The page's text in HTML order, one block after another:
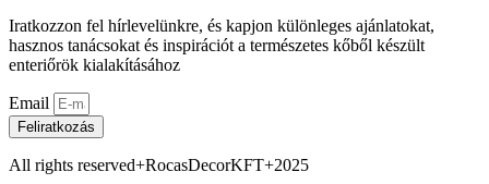
Iratkozzon fel hírlevelünkre, és kapjon különleges ajánlatokat,
hasznos tanácsokat és inspirációt a természetes kőből készült
enteriőrök kialakításához
Email
Feliratkozás
All rights reserved+RocasDecorKFT+2025